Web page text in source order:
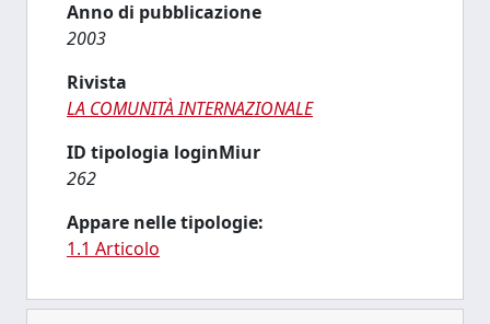
Anno di pubblicazione
2003
Rivista
LA COMUNITÀ INTERNAZIONALE
ID tipologia loginMiur
262
Appare nelle tipologie:
1.1 Articolo